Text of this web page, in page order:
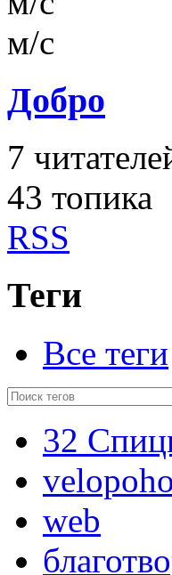
м/с
Добро
7
43 топика
RSS
Теги
Все теги
32
web